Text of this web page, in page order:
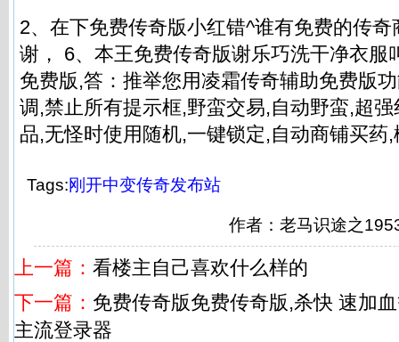
2、在下免费传奇版小红错^谁有免费的传
谢， 6、本王免费传奇版谢乐巧洗干净衣服
免费版,答：推举您用凌霜传奇辅助免费版
调,禁止所有提示框,野蛮交易,自动野蛮,超
品,无怪时使用随机,一键锁定,自动商铺买药
Tags:刚开中变传奇发布站
作者：老马识途之
上一篇： 看楼主自己喜欢什么样的
下一篇： 免费传奇版免费传奇版,杀快 速加
主流登录器